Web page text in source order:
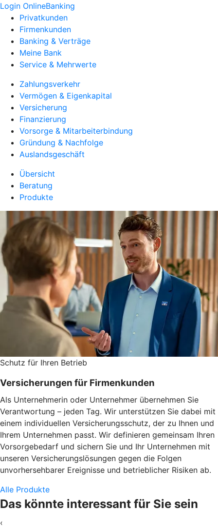
Login OnlineBanking
Privatkunden
Firmenkunden
Banking & Verträge
Meine Bank
Service & Mehrwerte
Zahlungsverkehr
Vermögen & Eigenkapital
Versicherung
Finanzierung
Vorsorge & Mitarbeiterbindung
Gründung & Nachfolge
Auslandsgeschäft
Übersicht
Beratung
Produkte
Schutz für Ihren Betrieb
Versicherungen für Firmenkunden
Als Unternehmerin oder Unternehmer übernehmen Sie
Verantwortung – jeden Tag. Wir unterstützen Sie dabei mit
einem individuellen Versicherungsschutz, der zu Ihnen und
Ihrem Unternehmen passt. Wir definieren gemeinsam Ihren
Vorsorgebedarf und sichern Sie und Ihr Unternehmen mit
unseren Versicherungslösungen gegen die Folgen
unvorhersehbarer Ereignisse und betrieblicher Risiken ab.
Alle Produkte
Das könnte interessant für Sie sein
‹